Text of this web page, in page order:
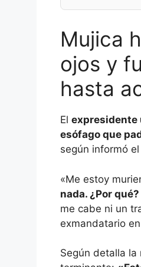
Mujica
ojos y
hasta
El expresidente
esófago que
según informó
«Me estoy
nada. ¿Por
me cabe ni un
exmandatario
Según detalla la